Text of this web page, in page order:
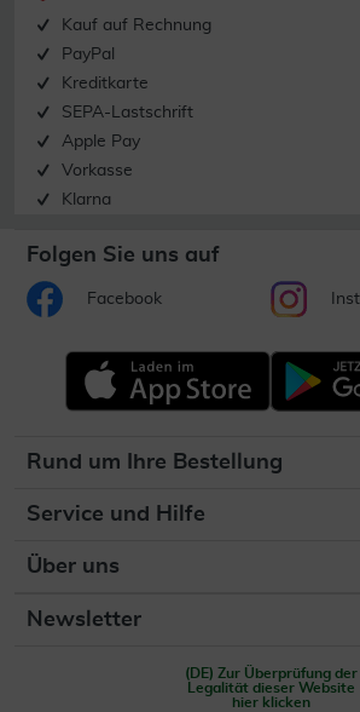
Kauf auf Rechnung
PayPal
Kreditkarte
SEPA-Lastschrift
Apple Pay
Vorkasse
Klarna
Folgen Sie uns auf
Facebook
Rund um Ihre Bestellung
Service und Hilfe
Über uns
Newsletter
(DE) Zur Überprüfung der
Legalität dieser Website
hier klicken